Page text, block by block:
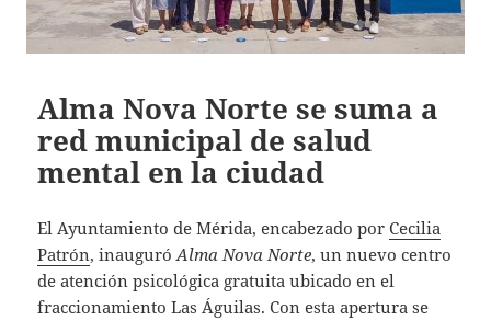
Alma Nova Norte se suma a
red municipal de salud
mental en la ciudad
El Ayuntamiento de Mérida, encabezado porCecilia
Patrón, inauguróAlma Nova Norte, un nuevo centro
de atención psicológica gratuita ubicado en el
fraccionamiento Las Águilas. Con esta apertura se